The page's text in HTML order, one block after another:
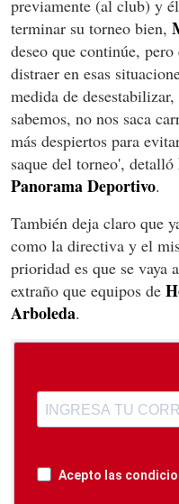
previamente (al club) y
terminar su torneo bien,
deseo que continúe,
distraer en esas
medida de
sabemos, no nos saca
más despiertos para
saque del torneo', detalló
Panorama Deportivo.
También deja claro que
como la directiva y el
prioridad es que se vaya
extraño que equipos de
Arboleda.
Acepto las